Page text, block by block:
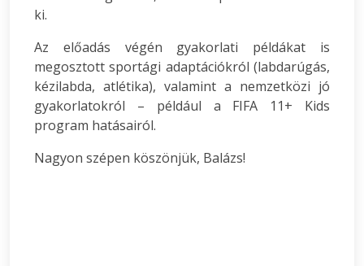
ki.
Az előadás végén gyakorlati példákat is
megosztott sportági adaptációkról (labdarúgás,
kézilabda, atlétika), valamint a nemzetközi jó
gyakorlatokról – például a FIFA 11+ Kids
program hatásairól.
Nagyon szépen köszönjük, Balázs!